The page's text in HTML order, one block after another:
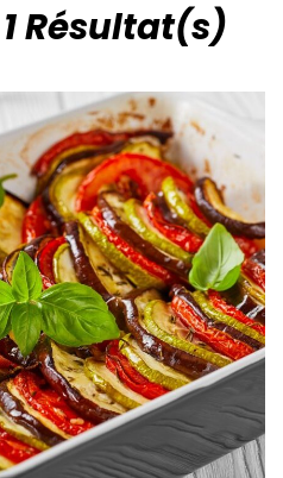
1 Résultat(s)